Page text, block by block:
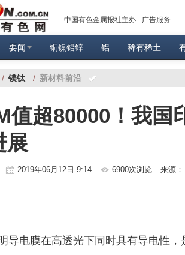
中国有色金属报社主办 广告服务
要闻 铜镍铅锌 铝 稀有稀土
/ 镁钛 / 新材料前沿
值超80000！我国
展
2019年06月12日 9:14 6900次浏览 来源：
导电膜在高透光下同时具有导电性